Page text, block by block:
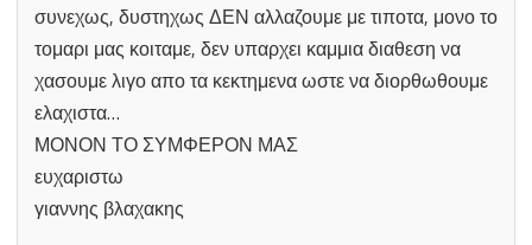
συνεχως, δυστηχως ΔΕΝ αλλαζουμε με τιποτα, μονο το
τομαρι μας κοιταμε, δεν υπαρχει καμμια διαθεση να
χασουμε λιγο απο τα κεκτημενα ωστε να διορθωθουμε
ελαχιστα…
ΜΟΝΟΝ ΤΟ ΣΥΜΦΕΡΟΝ ΜΑΣ
ευχαριστω
γιαννης βλαχακης